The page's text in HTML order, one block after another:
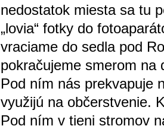
nedostatok miesta sa tu
„lovia“ fotky do
vraciame do sedla pod
pokračujeme smerom
Pod ním nás prekvapuje
využijú na občerstvenie.
Pod ním v tieni stromov